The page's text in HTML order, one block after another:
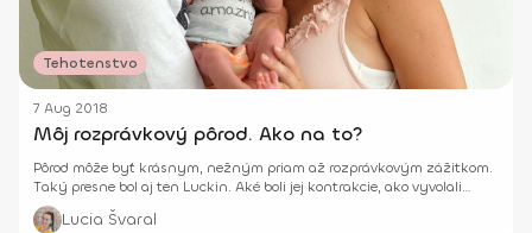
Tehotenstvo
7 Aug 2018
Môj rozprávkový pôrod. Ako na to?
Pôrod môže byť krásnym, nežným priam až rozprávkovým zážitkom.
Taký presne bol aj ten Luckin. Aké boli jej kontrakcie, ako vyvolali
pôrod a iné sa dozvieš v jej príbehu.
Lucia Švaral